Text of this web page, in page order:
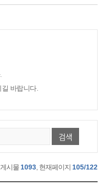
바랍니다.
검색
시물 1093 , 현재페이지 105/122